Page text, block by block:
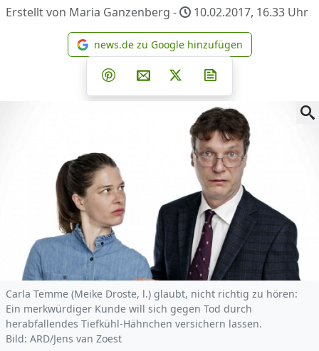
Erstellt von Maria Ganzenberg -
10.02.2017, 16.33 Uhr
news.de zu Google
news.de zu Google hinzufügen
Teilen auf Facebook
Teilen auf Whatsapp
Teilen auf Telegram
Teilen auf Pinterest
Per E-Mail teilen
Post auf X
Carla Temme (Meike Droste, l.) glaubt, nicht richtig zu hören:
Ein merkwürdiger Kunde will sich gegen Tod durch
herabfallendes Tiefkühl-Hähnchen versichern lassen.
Bild: ARD/Jens van Zoest